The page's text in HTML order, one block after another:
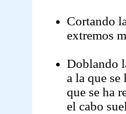
Cortando
extremos
Doblando
a la que
que se ha
el cabo